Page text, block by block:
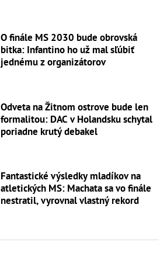
O finále MS 2030 bude obrovská
bitka: Infantino ho už mal sľúbiť
jednému z organizátorov
Odveta na Žitnom ostrove bude len
formalitou: DAC v Holandsku schytal
poriadne krutý debakel
Fantastické výsledky mladíkov na
atletických MS: Machata sa vo finále
nestratil, vyrovnal vlastný rekord